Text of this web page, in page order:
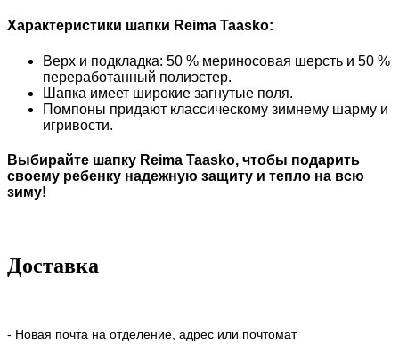
Характеристики шапки Reima Taasko:
Верх и подкладка: 50 % мериносовая шерсть и 50 %
переработанный полиэстер.
Шапка имеет широкие загнутые поля.
Помпоны придают классическому зимнему шарму и
игривости.
Выбирайте шапку Reima Taasko, чтобы подарить
своему ребенку надежную защиту и тепло на всю
зиму!
Доставка
- Новая почта на отделение, адрес или почтомат